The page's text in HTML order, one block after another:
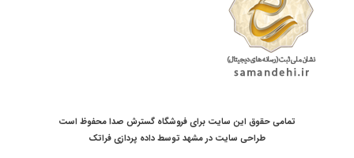
تمامی حقوق این سایت برای فروشگاه گسترش صدا محفوظ است
طراحی سایت در مشهد توسطداده پردازی فراتک